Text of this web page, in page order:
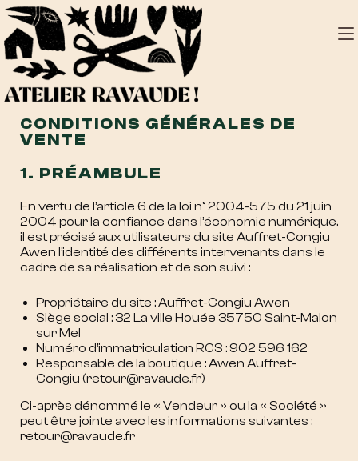
CONDITIONS GÉNÉRALES DE
VENTE
1. PRÉAMBULE
En vertu de l’article 6 de la loi n° 2004-575 du 21 juin
2004 pour la confiance dans l’économie numérique,
il est précisé aux utilisateurs du site Auffret-Congiu
Awen l’identité des différents intervenants dans le
cadre de sa réalisation et de son suivi :
Propriétaire du site : Auffret-Congiu Awen
Siège social : 32 La ville Houée 35750 Saint-Malon
sur Mel
Numéro d’immatriculation RCS : 902 596 162
Responsable de la boutique : Awen Auffret-
Congiu (retour@ravaude.fr)
Ci-après dénommé le « Vendeur » ou la « Société »
peut être jointe avec les informations suivantes :
retour@ravaude.fr